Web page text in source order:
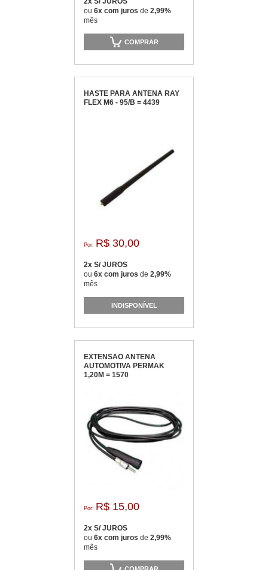
ou 6x com juros de 2,99%
mês
COMPRAR
HASTE PARA ANTENA RAY
FLEX M6 - 95/B = 4439
Por: R$ 30,00
2x S/ JUROS
ou 6x com juros de 2,99%
mês
INDISPONÍVEL
EXTENSAO ANTENA
AUTOMOTIVA PERMAK
1,20M = 1570
Por: R$ 15,00
2x S/ JUROS
ou 6x com juros de 2,99%
mês
COMPRAR